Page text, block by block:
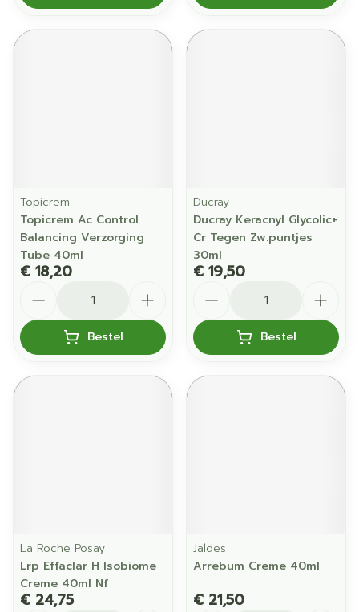
Topicrem
Topicrem Ac Control
Balancing Verzorging
Tube 40ml
€ 18,20
Bestel
Ducray
Ducray Keracnyl Glycolic+
Cr Tegen Zw.puntjes
30ml
€ 19,50
Bestel
La Roche Posay
Lrp Effaclar H Isobiome
Creme 40ml Nf
€ 24,75
Jaldes
Arrebum Creme 40ml
€ 21,50